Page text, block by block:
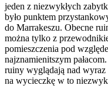
jeden z niezwykłych
było punktem
do Marrakeszu. Obecne
można tylko z
pomieszczenia pod
najznamienitszym
ruiny wyglądają nad
na wycieczkę w to